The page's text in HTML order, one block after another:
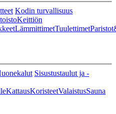
Kodin turvallisuus
Keittiön
LämmittimetTuulettimet
Sisustustaulut ja -
KattausKoristeetValaistusSauna